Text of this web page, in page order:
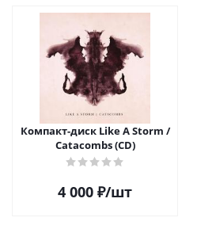
Компакт-диск Like A Storm /
Catacombs (CD)
4 000 ₽/шт